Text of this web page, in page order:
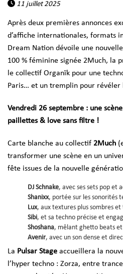
11 juillet 2025
Après deux premières annonces
d’affiche internationales, formats
Dream Nation dévoile une
100 % féminine signée 2Much, la
le collectif Organïk pour une
Paris… et un tremplin pour révéler
Vendredi 26 septembre : une
paillettes & love sans filtre !
Carte blanche au collectif 2Much
transformer une scène en un
fête issues de la nouvelle
DJ Schnake, avec ses sets pop et
Shanixx, portée sur les sonorités
Lux, aux textures plus sombres
Sibi, et sa techno précise et
Shoshana, mêlant ghetto beats
Avenir, avec un son dense et
La Pulsar Stage accueillera la
l’hyper techno : Zorza, entre